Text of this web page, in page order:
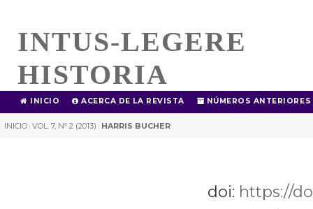
INTUS-LEGERE
HISTORIA
INICIO ACERCA DE LA REVISTA NÚMEROS ANTERIORES
INICIO | VOL. 7, Nº 2 (2013) | HARRIS BUCHER
doi: https://